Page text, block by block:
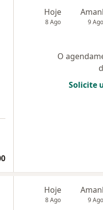
Hoje
8 Ago 9 Ago
O
Solicite
Hoje
8 Ago 9 Ago